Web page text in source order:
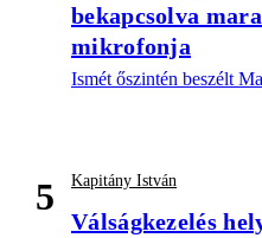
bekapcsolva
mikrofonja
Ismét őszintén beszélt
5 Kapitány István
Válságkezelés